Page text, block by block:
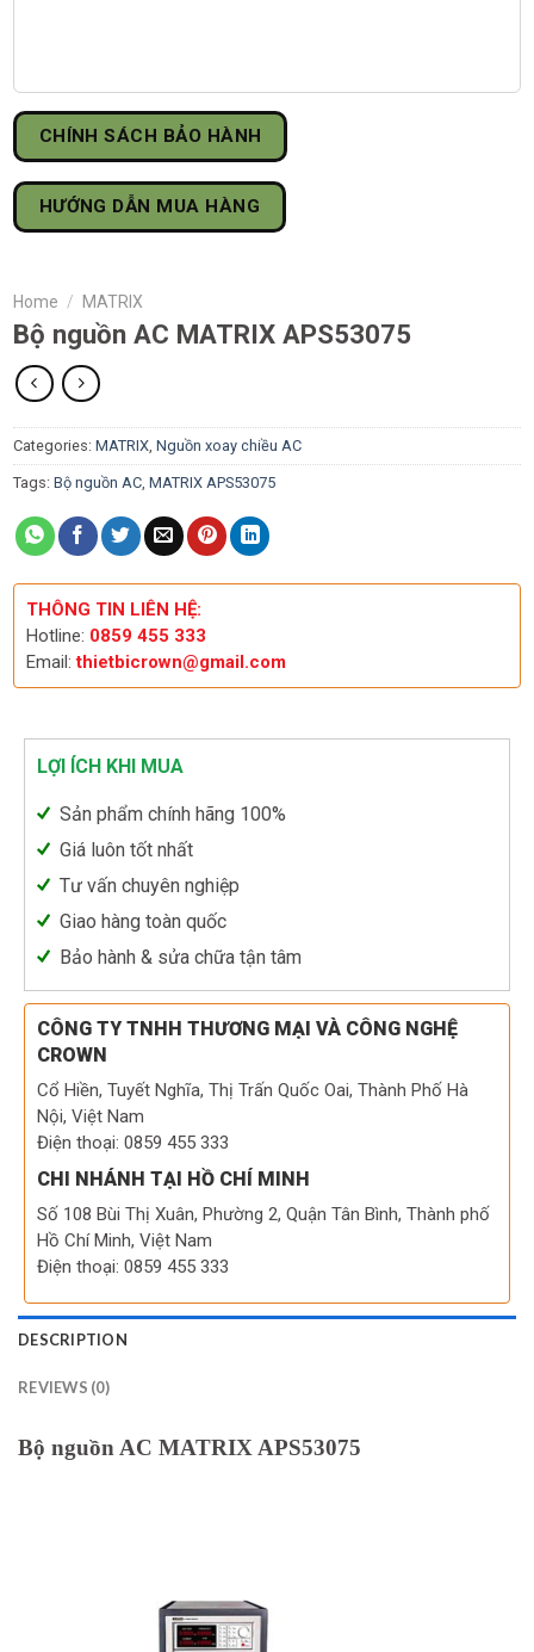
CHÍNH SÁCH BẢO HÀNH
HƯỚNG DẪN MUA HÀNG
Home / MATRIX
Bộ nguồn AC MATRIX APS53075
Categories: MATRIX, Nguồn xoay chiều AC
Tags: Bộ nguồn AC, MATRIX APS53075
THÔNG TIN LIÊN HỆ:
Hotline: 0859 455 333
Email:thietbicrown@gmail.com
LỢI ÍCH KHI MUA
Sản phẩm chính hãng 100%
Giá luôn tốt nhất
Tư vấn chuyên nghiệp
Giao hàng toàn quốc
Bảo hành & sửa chữa tận tâm
CÔNG TY TNHH THƯƠNG MẠI VÀ CÔNG NGHỆ
CROWN
Cổ Hiền, Tuyết Nghĩa, Thị Trấn Quốc Oai, Thành Phố Hà
Nội, Việt Nam
Điện thoại: 0859 455 333
CHI NHÁNH TẠI HỒ CHÍ MINH
Số 108 Bùi Thị Xuân, Phường 2, Quận Tân Bình, Thành phố
Hồ Chí Minh, Việt Nam
Điện thoại: 0859 455 333
DESCRIPTION
REVIEWS (0)
Bộ nguồn AC MATRIX APS53075